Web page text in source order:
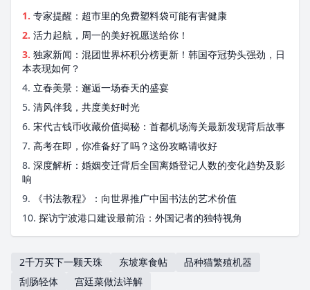
1. 专家提醒：超市里的免费塑料袋可能有害健康
2. 活力起航，周一的美好祝愿送给你！
3. 独家新闻：混团世界杯积分榜更新！韩国夺冠势头强劲，日
本表现如何？
4. 立春美景：邂逅一场春天的盛宴
5. 清风伴我，共度美好时光
6. 宋代古钱币收藏价值揭秘：首都机场海关最新发现背后故事
7. 高考在即，你准备好了吗？这份攻略请收好
8. 深度解析：婚姻变迁背后全国离婚登记人数的变化趋势及影
响
9.
《书法教程》：向世界推广中国书法的艺术价值
10. 探访宁波港口建设最前沿：外国记者的独特视角
2千万买下一颗天珠 东坡寒食帖
品种猫繁殖机器
刮肠轻体
宫廷菜做法详解